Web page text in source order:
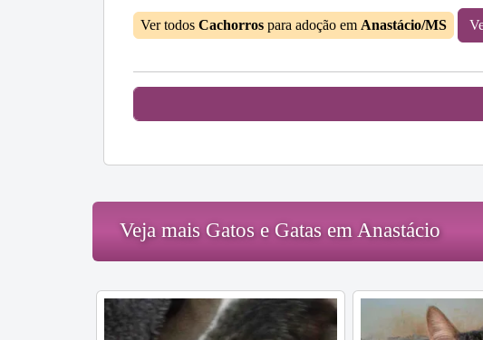
Ver todos Cachorros para adoção em Anastácio/MS
Veja mais Gatos e Gatas em Anastácio